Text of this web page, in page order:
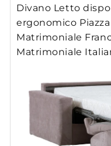
Divano Letto
ergonomico Piazza
Matrimoniale
Matrimoniale